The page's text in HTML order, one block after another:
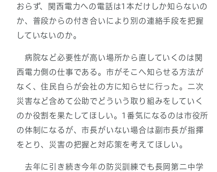
おらず、関西電力への電話は1本だけしか知らないの
か、普段からの付き合いにより別の連絡手段を把握
していないのか。
病院など必要性が高い場所から直していくのは関
西電力側の仕事である。市がそこへ知らせる方法が
なく、住民自らが会社の方に知らせに行った。二次
災害など含めて公助でどういう取り組みをしていく
のか役割を果たしてほしい。1番気になるのは市役所
の体制になるが、市長がいない場合は副市長が指揮
をとり、災害の把握と対応策を考えてほしい。
去年に引き続き今年の防災訓練でも長岡第二中学